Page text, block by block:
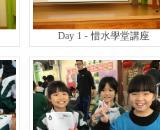
Day 1 - 惜水學堂講座